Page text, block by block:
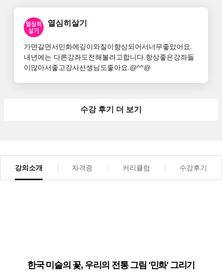
열심히살기
가면갈면서민화에깊이와질이향상되어서너무좋았어요.
내년에는 다른강좌도전해볼려고합니다.항상좋은강좌들
이많아서좋고강사선생님도좋아요.@^^@
수강 후기 더 보기
강의소개 자격증 커리큘럼 수강후기
한국 미술의 꽃, 우리의 전통 그림 '민화' 그리기